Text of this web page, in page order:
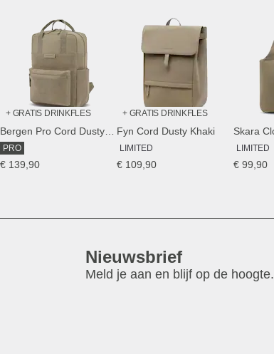
+ GRATIS DRINKFLES
PRO
€ 139,90
+ GRATIS DRINKFLES
Fyn Cord Dusty Khaki
LIMITED
€ 109,90
LIMITED
€ 99,90
Nieuwsbrief
Meld je aan en blijf op de hoogte.